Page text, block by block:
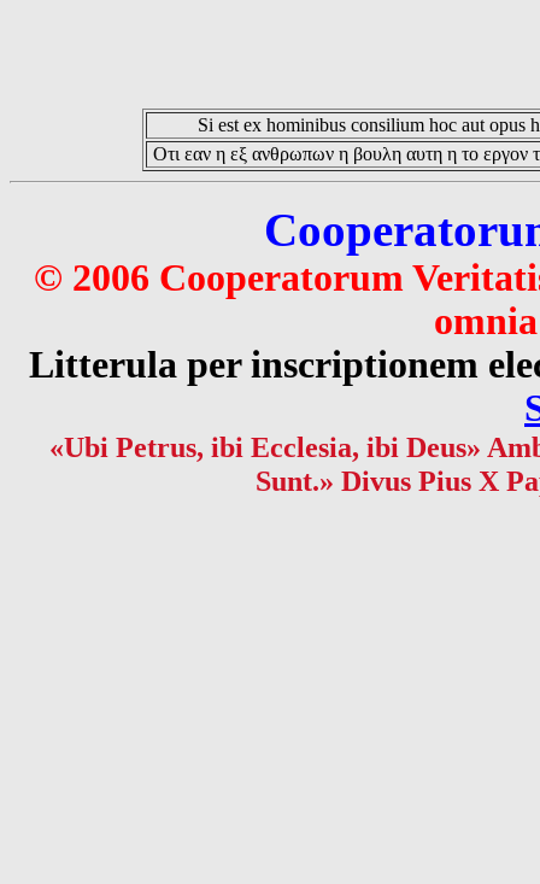
Si est ex hominibus consilium hoc aut opus
Οτι εαν η εξ ανθρωπων η βουλη αυτη η το εργον
© 2006 Cooperatorum
Litterula per inscriptionem
«Ubi Petrus, ibi Ecclesia, ibi Deus»
Sunt.» Divus Pius X